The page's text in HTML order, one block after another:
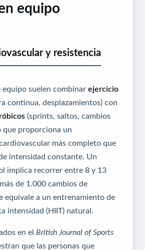
equipo
y resistencia
equipo suelen combinar ejercicio
continua, desplazamientos) con
(sprints, saltos, cambios
que proporciona un
más completo que
intensidad constante. Un
implica recorrer entre 8 y 13
de 1.000 cambios de
equivale a un entrenamiento de
intensidad (HIIT) natural.
en el British Journal of Sports
que las personas que